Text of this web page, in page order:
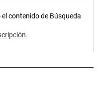
contenido de Búsqueda